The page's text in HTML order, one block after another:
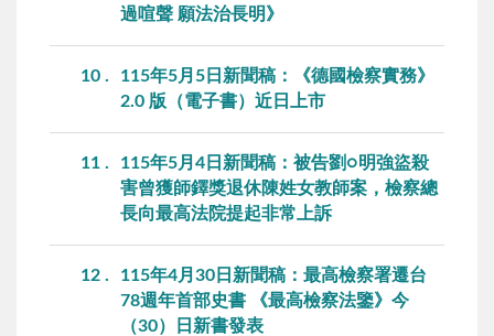
過喧聲 願法治長明》
10
115年5月5日新聞稿：《德國檢察實務》
2.0 版（電子書）近日上市
11
115年5月4日新聞稿：被告劉○明強盜殺
害曾獲師鐸獎退休陳姓女教師案，檢察總
長向最高法院提起非常上訴
12
115年4月30日新聞稿：最高檢察署遷台
78週年首部史書 《最高檢察法鑒》今
（30）日新書發表